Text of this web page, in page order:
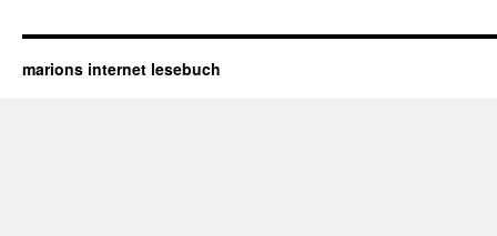
marions internet lesebuch